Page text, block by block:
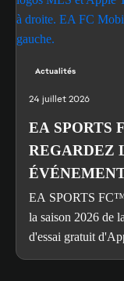
Actualités
24 juillet 2026
EA SPORTS
REGARDEZ
STAR MLS
DANS FCM
EA SPORTS
la saison 2026 de
d'essai gratuit
matchs de MLS